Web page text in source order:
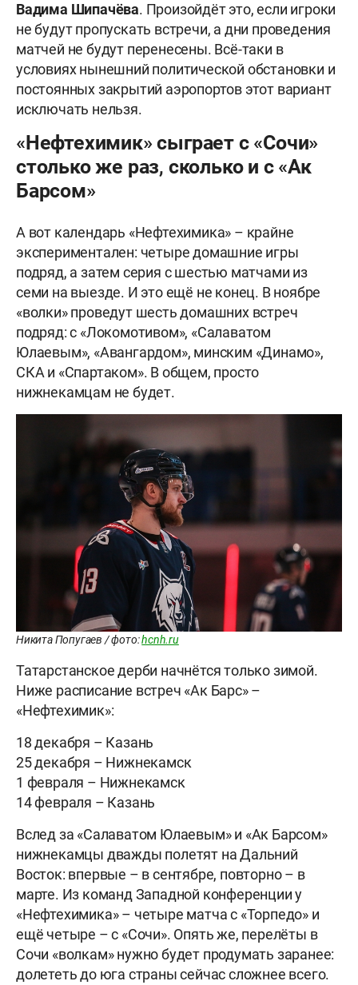
Вадима Шипачёва. Произойдёт это, если игроки
не будут пропускать встречи, а дни проведения
матчей не будут перенесены. Всё-таки в
условиях нынешний политической обстановки и
постоянных закрытий аэропортов этот вариант
исключать нельзя.
«Нефтехимик» сыграет с «Сочи»
столько же раз, сколько и с «Ак
Барсом»
А вот календарь «Нефтехимика» – крайне
экспериментален: четыре домашние игры
подряд, а затем серия с шестью матчами из
семи на выезде. И это ещё не конец. В ноябре
«волки» проведут шесть домашних встреч
подряд: с «Локомотивом», «Салаватом
Юлаевым», «Авангардом», минским «Динамо»,
СКА и «Спартаком». В общем, просто
нижнекамцам не будет.
Никита Попугаев / фото:hcnh.ru
Татарстанское дерби начнётся только зимой.
Ниже расписание встреч «Ак Барс» –
«Нефтехимик»:
18 декабря – Казань
25 декабря – Нижнекамск
1 февраля – Нижнекамск
14 февраля – Казань
Вслед за «Салаватом Юлаевым» и «Ак Барсом»
нижнекамцы дважды полетят на Дальний
Восток: впервые – в сентябре, повторно – в
марте. Из команд Западной конференции у
«Нефтехимика» – четыре матча с «Торпедо» и
ещё четыре – с «Сочи». Опять же, перелёты в
Сочи «волкам» нужно будет продумать заранее:
долететь до юга страны сейчас сложнее всего.